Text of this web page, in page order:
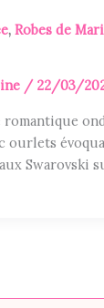
,Robes de
/ 22/03/
romantique
ourlets
Swarovski